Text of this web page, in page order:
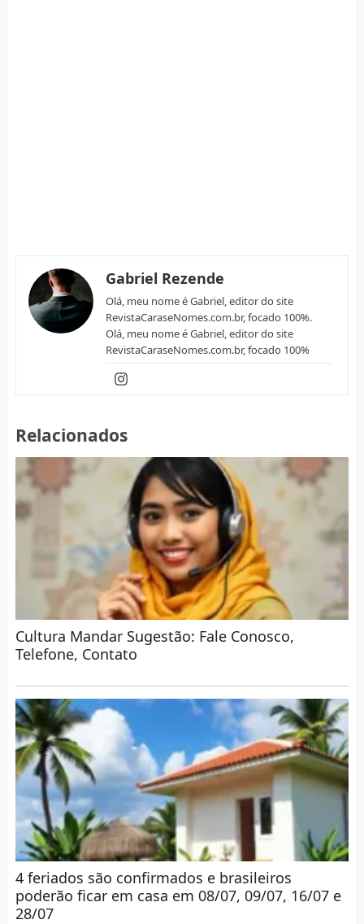
Gabriel Rezende
Olá, meu nome é Gabriel, editor do site
RevistaCaraseNomes.com.br, focado 100%.
Olá, meu nome é Gabriel, editor do site
RevistaCaraseNomes.com.br, focado 100%
Relacionados
Cultura Mandar Sugestão: Fale Conosco,
Telefone, Contato
4 feriados são confirmados e brasileiros
poderão ficar em casa em 08/07, 09/07, 16/07 e
28/07